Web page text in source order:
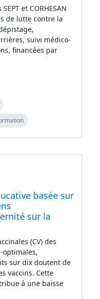
et CORHESAN
de lutte contre la
suivi médico-
financées par
basée sur
sur la
(CV) des
optimales,
sur dix doutent de
vaccins. Cette
à une baisse